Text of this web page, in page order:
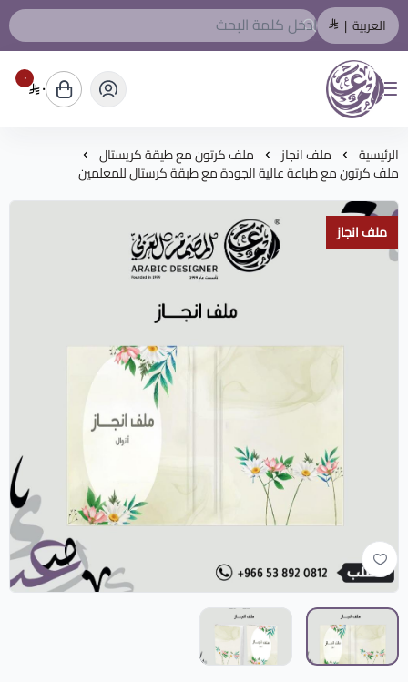
العربية |
المصمم العربي
٠ ٠
الرئيسية ملف انجاز ملف كرتون مع طيقة كريستال
ملف كرتون مع طباعة عالية الجودة مع طبقة كرستال للمعلمين
ملف انجاز